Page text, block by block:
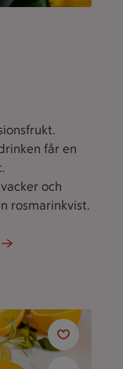
får en
och
rosmarinkvist.